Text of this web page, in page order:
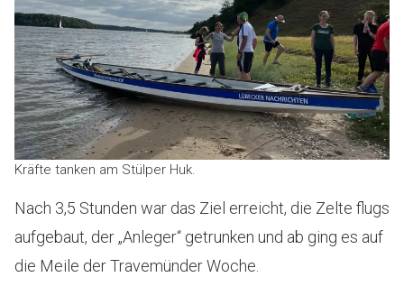
Kräfte tanken am Stülper Huk.
Nach 3,5 Stunden war das Ziel erreicht, die Zelte flugs
aufgebaut, der „Anleger“ getrunken und ab ging es auf
die Meile der Travemünder Woche.